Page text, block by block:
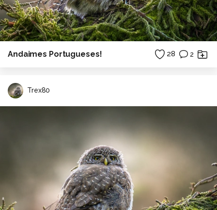
Andaimes Portugueses! 28 2
Trex80